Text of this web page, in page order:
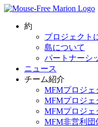
Skip
content約
プロジェクト
島について
パートナーシ
ニュース
チーム紹介
MFMプロジェ
MFMプロジェ
MFMプロジェ
MFM非営利団